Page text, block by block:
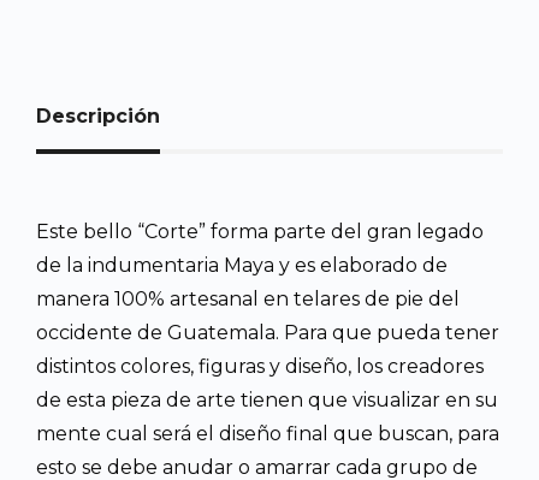
Descripción
Este bello “Corte” forma parte del gran legado
de la indumentaria Maya y es elaborado de
manera 100% artesanal en telares de pie del
occidente de Guatemala. Para que pueda tener
distintos colores, figuras y diseño, los creadores
de esta pieza de arte tienen que visualizar en su
mente cual será el diseño final que buscan, para
esto se debe anudar o amarrar cada grupo de